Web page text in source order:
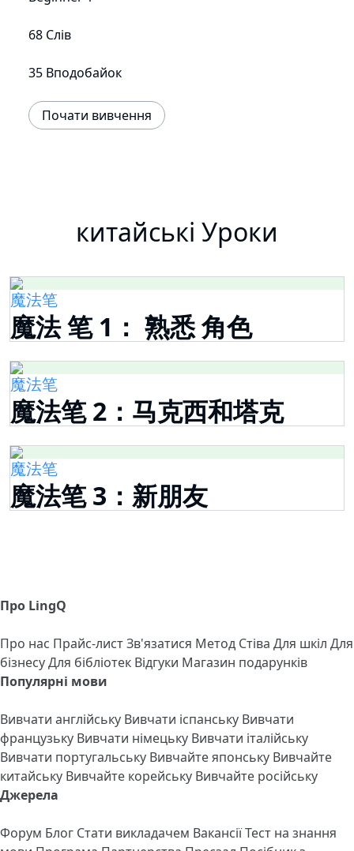
68 Слів
35 Вподобайок
Почати вивчення
китайські Уроки
魔法笔
魔法 笔 1： 熟悉 角色
魔法笔
魔法笔 2：马克西和塔克
魔法笔
魔法笔 3：新朋友
Про LingQ
Про нас Прайс-листЗв'язатися Метод Стіва Для шкіл Для
бізнесуДля бібліотек Відгуки Магазин подарунків
Популярні мови
Вивчати англійську Вивчати іспанську Вивчати
французьку Вивчати німецьку Вивчати італійську
Вивчати португальську Вивчайте японську Вивчайте
китайську Вивчайте корейську Вивчайте російську
Джерела
Форум Блог Стати викладачем ВакансіїТест на знання